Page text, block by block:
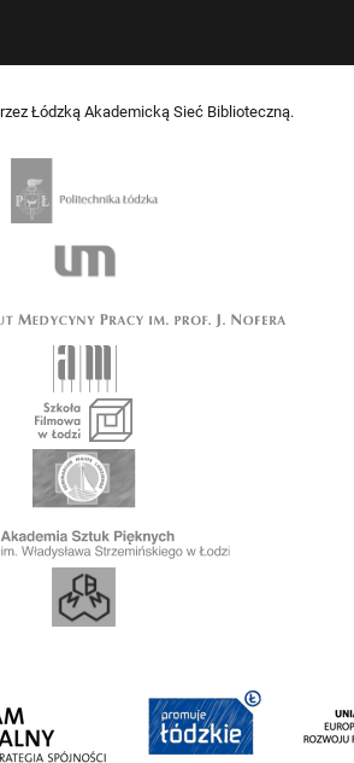
Łódzką Akademicką Sieć Biblioteczną.